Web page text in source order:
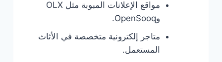
مواقع الإعلانات المبوبة مثل OLX
وOpenSooq.
متاجر إلكترونية متخصصة في الأثاث
المستعمل.